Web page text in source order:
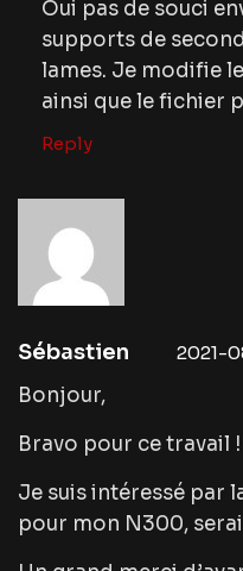
Oui pas de souci
supports de
lames. Je modifie
ainsi que le fichier
Reply
Sébastien 2021-
Bonjour,
Bravo pour ce travail !
Je suis intéressé par
pour mon N300,